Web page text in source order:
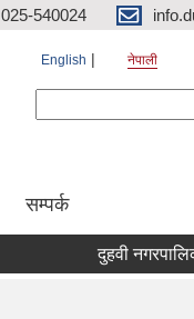
025-540024
English नेपाली
सम्पर्क
दुहवी